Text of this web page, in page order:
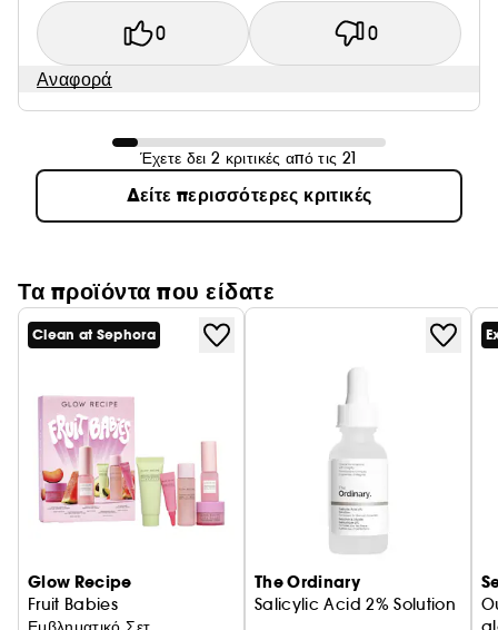
0 0
Αναφορά
Έχετε δει 2 κριτικές από τις 21
Δείτε περισσότερες κριτικές
Τα προϊόντα που είδατε
Clean at Sephora
Glow Recipe
Fruit Babies
The Ordinary
Salicylic Acid 2% Solution